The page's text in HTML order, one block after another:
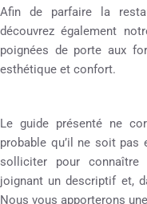
Afin de parfaire la
découvrez également
poignées de porte aux
esthétique et confort.
Le guide présenté ne
probable qu’il ne soit pas
solliciter pour
joignant un descriptif et,
Nous vous apporterons